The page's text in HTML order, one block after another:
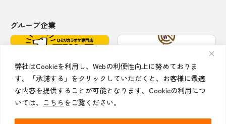
弊社はCookieを利用し、Webの利便性向上に努めておりま
す。「承諾する」をクリックしていただくと、お客様に最適
な内容を提供することが可能となります。Cookieの利用につ
いては、 こちら をご覧ください。
グループ企業